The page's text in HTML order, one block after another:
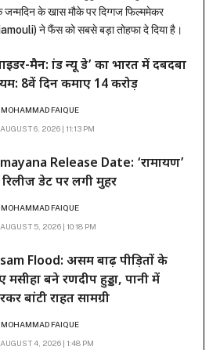
के खास मौके पर दिग्गज फिल्ममेकर
ने फैंस को सबसे बड़ा तोहफा दे दिया है।
लुक रिलीज कर दिया है। इस फिल्म...
मैन: ब्रांड न्यू डे’ का भारत में दबदबा
8वें दिन कमाए 14 करोड़
MOHAMMAD FAIQUE
AUGUST 6, 2026 | 11:13 PM
Release Date: ‘रामायण’
डेट पर लगी मुहर
MOHAMMAD FAIQUE
AUGUST 5, 2026 | 10:18 PM
Flood: असम बाढ़ पीड़ितों के
मसीहा बने रणदीप हुड्डा, पानी में
बांटी राहत सामग्री
MOHAMMAD FAIQUE
AUGUST 4, 2026 | 1:48 PM